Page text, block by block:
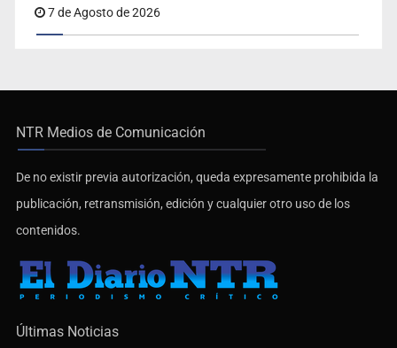
7 de Agosto de 2026
NTR Medios de Comunicación
De no existir previa autorización, queda expresamente prohibida la
publicación, retransmisión, edición y cualquier otro uso de los
contenidos.
Últimas Noticias